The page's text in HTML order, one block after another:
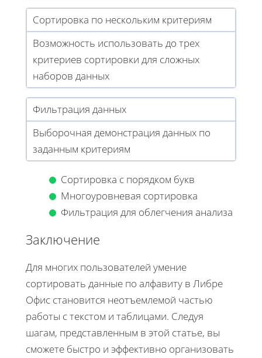
Сортировка по нескольким критериям
Возможность использовать до трех
критериев сортировки для сложных
наборов данных
Фильтрация данных
Выборочная демонстрация данных по
заданным критериям
Сортировка с порядком букв
Многоуровневая сортировка
Фильтрация для облегчения анализа
Заключение
Для многих пользователей умение
сортировать данные по алфавиту в Либре
Офис становится неотъемлемой частью
работы с текстом и таблицами. Следуя
шагам, представленным в этой статье, вы
сможете быстро и эффективно организовать